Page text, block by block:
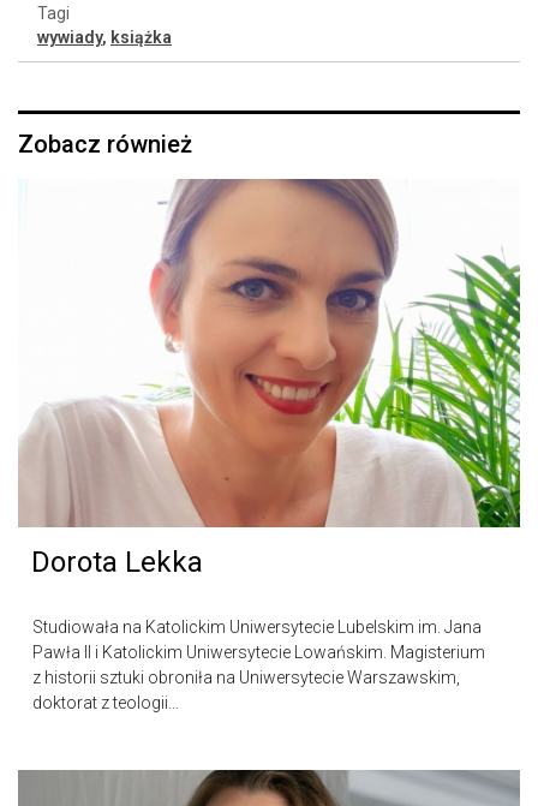
Tagi
wywiady, książka
Zobacz również
Dorota Lekka
Studiowała na Katolickim Uniwersytecie Lubelskim im. Jana
Pawła II i Katolickim Uniwersytecie Lowańskim. Magisterium
z historii sztuki obroniła na Uniwersytecie Warszawskim,
doktorat z teologii…